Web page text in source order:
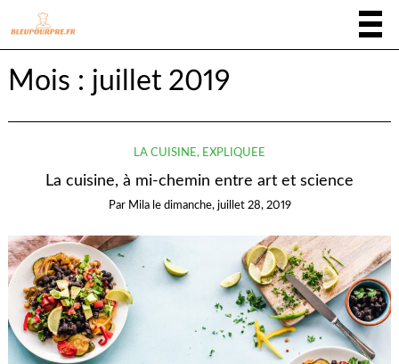
Mois : juillet 2019
LA CUISINE, EXPLIQUÉE
La cuisine, à mi-chemin entre art et science
Par Mila le dimanche, juillet 28, 2019